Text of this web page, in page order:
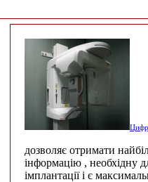
дозволяє отримати
інформацію , необхідну
імплантації і є